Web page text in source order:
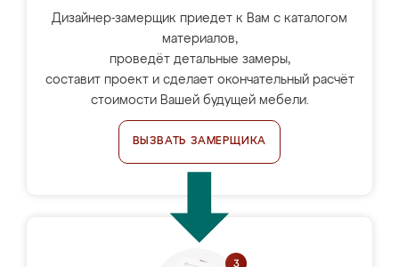
Дизайнер-замерщик приедет к Вам с каталогом
материалов,
проведёт детальные замеры,
составит проект и сделает окончательный расчёт
стоимости Вашей будущей мебели.
ВЫЗВАТЬ ЗАМЕРЩИКА